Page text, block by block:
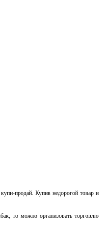
продай. Купив недорогой товар и
то можно организовать торговлю